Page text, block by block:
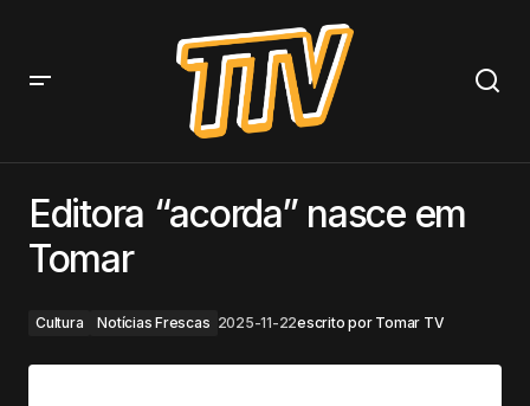
Editora “acorda” nasce em
Tomar
Cultura Notícias Frescas 2025-11-22escrito por Tomar TV